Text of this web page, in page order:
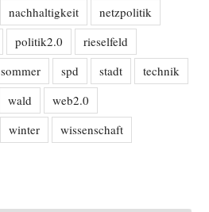
nachhaltigkeit
netzpolitik
politik2.0
rieselfeld
sommer spd stadt
technik
wald
web2.0
winter wissenschaft